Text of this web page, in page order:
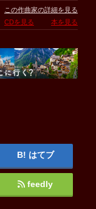
この作曲家の詳細を見る
CDを見る
本を見る
はてブ
feedly